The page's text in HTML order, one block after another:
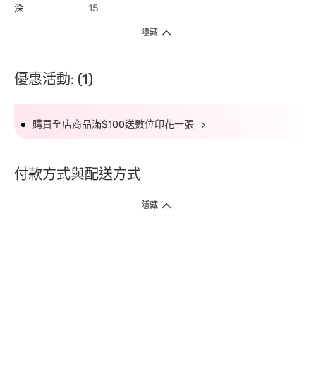
深 15
隱藏
優惠活動: (1)
購買全店商品滿$100送數位印花一張
付款方式與配送方式
隱藏